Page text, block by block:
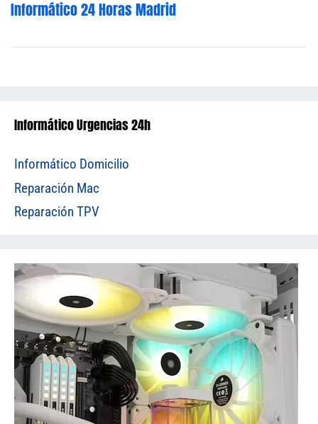
Informático 24 Horas Madrid
Informático Urgencias 24h
Informático Domicilio
Reparación Mac
Reparación TPV